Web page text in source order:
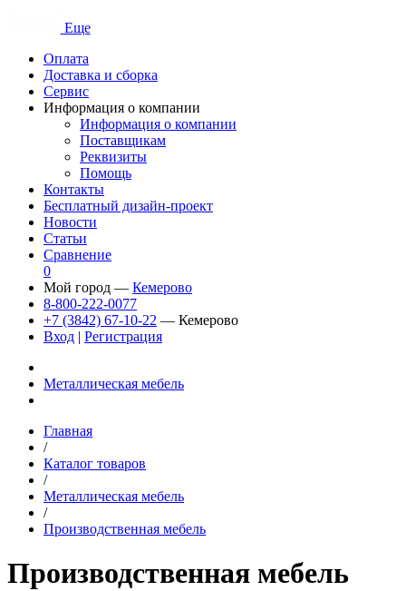
Еще
Оплата
Доставка и сборка
Сервис
Информация о компании
Информация о компании
Поставщикам
Реквизиты
Помощь
Контакты
Бесплатный дизайн-проект
Новости
Статьи
Сравнение
0
Мой город — Кемерово
8-800-222-0077
+7 (3842) 67-10-22 — Кемерово
Вход | Регистрация
Металлическая мебель
Главная
/
Каталог товаров
/
Металлическая мебель
/
Производственная мебель
Производственная мебель